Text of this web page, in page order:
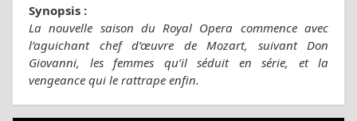
Synopsis :
La nouvelle saison du Royal Opera commence avec
l’aguichant chef d’œuvre de Mozart, suivant Don
Giovanni, les femmes qu’il séduit en série, et la
vengeance qui le rattrape enfin.